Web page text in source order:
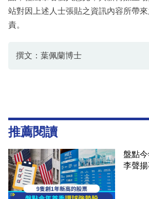
站對因上述人士張貼之資訊內容所帶
責。
撰文：葉佩蘭博士
推薦閱讀
盤點今
李聲